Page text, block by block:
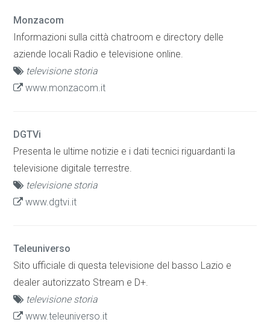
Monzacom
Informazioni sulla città chatroom e directory delle
aziende locali Radio e televisione online.
televisione storia
www.monzacom.it
DGTVi
Presenta le ultime notizie e i dati tecnici riguardanti la
televisione digitale terrestre.
televisione storia
www.dgtvi.it
Teleuniverso
Sito ufficiale di questa televisione del basso Lazio e
dealer autorizzato Stream e D+.
televisione storia
www.teleuniverso.it